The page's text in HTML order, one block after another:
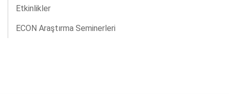
Etkinlikler
ECON Araştırma Seminerleri